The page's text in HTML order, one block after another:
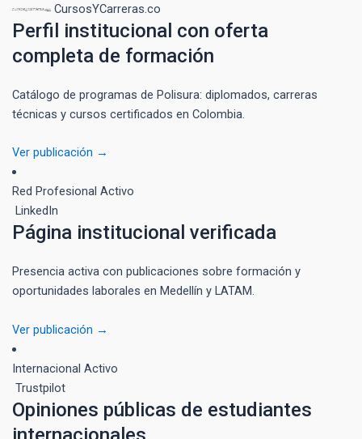
CursosYCarreras.co
Perfil institucional con oferta
completa de formación
Catálogo de programas de Polisura: diplomados, carreras
técnicas y cursos certificados en Colombia.
Ver publicación →
Red Profesional Activo
LinkedIn
Página institucional verificada
Presencia activa con publicaciones sobre formación y
oportunidades laborales en Medellín y LATAM.
Ver publicación →
Internacional Activo
Trustpilot
Opiniones públicas de estudiantes